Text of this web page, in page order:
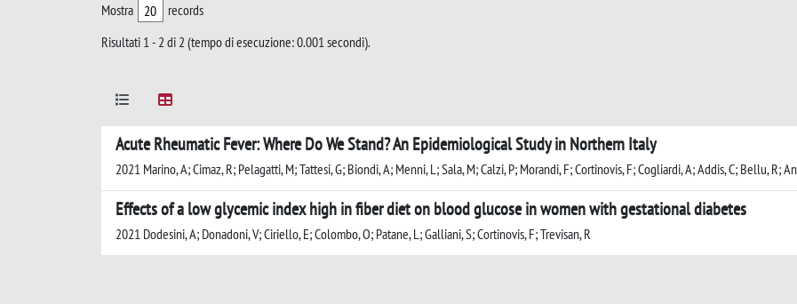
Mostra
records
Risultati 1 - 2 di 2 (tempo di esecuzione: 0.001 secondi).
Acute Rheumatic Fever: Where Do We Stand? An Epidemiological Study in Northern Italy
2021 Marino, A; Cimaz, R; Pelagatti, M; Tattesi, G; Biondi, A; Menni, L; Sala, M; Calzi, P; Morandi, F; Cortinovis, F; Cogliardi, A; Addis, C; Bellu, R;
Effects of a low glycemic index high in fiber diet on blood glucose in women with gestational diabetes
2021 Dodesini, A; Donadoni, V; Ciriello, E; Colombo, O; Patane, L; Galliani, S; Cortinovis, F; Trevisan, R